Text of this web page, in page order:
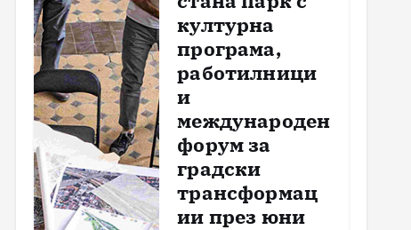
културна
програма,
работилници
и
международен
форум за
градски
трансформац
ии през юни